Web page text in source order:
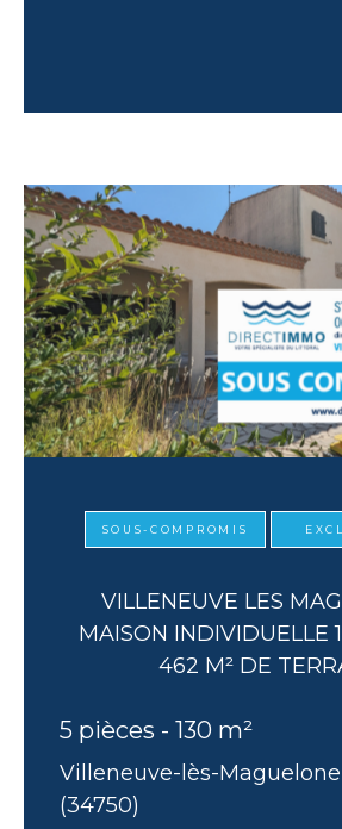
SOUS-COMPROMIS
VILLENEUVE LES
MAISON INDIVIDUELLE
462 M² DE
5 pièces - 130 m²
Villeneuve-lès-Maguelone
(34750)